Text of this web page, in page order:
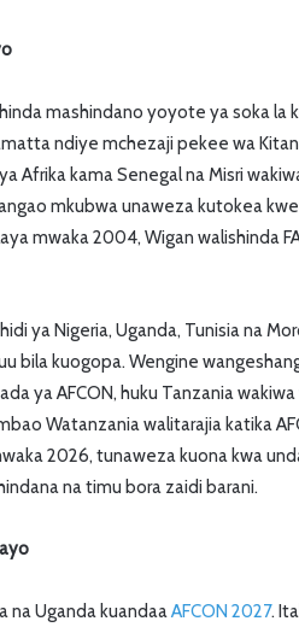
mashindano yoyote ya soka la
ndiye mchezaji pekee wa
Afrika kama Senegal na Misri
mkubwa unaweza kutokea
mwaka 2004, Wigan walishinda
ya Nigeria, Uganda, Tunisia na
bila kuogopa. Wengine
ya AFCON, huku Tanzania
Watanzania walitarajia katika
2026, tunaweza kuona kwa
na timu bora zaidi barani.
na Uganda kuandaaAFCON 2027.